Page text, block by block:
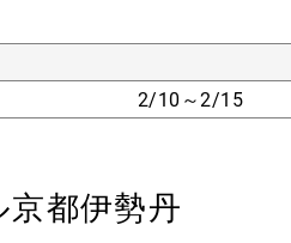
2/10～2/15
都伊勢丹